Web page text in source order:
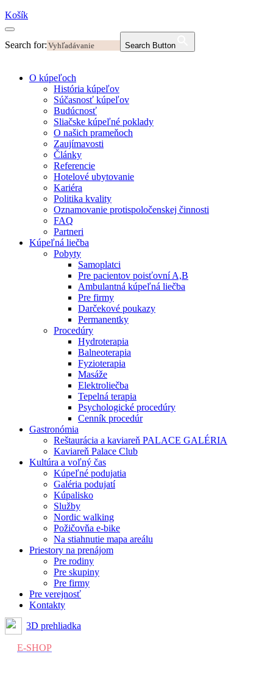
Košík
Search for: Search Button
O kúpeľoch
História kúpeľov
Súčasnosť kúpeľov
Budúcnosť
Sliačske kúpeľné poklady
O našich prameňoch
Zaujímavosti
Články
Referencie
Hotelové ubytovanie
Kariéra
Politika kvality
Oznamovanie protispoločenskej činnosti
FAQ
Partneri
Kúpeľná liečba
Pobyty
Samoplatci
Pre pacientov poisťovní A,B
Ambulantná kúpeľná liečba
Pre firmy
Darčekové poukazy
Permanentky
Procedúry
Hydroterapia
Balneoterapia
Fyzioterapia
Masáže
Elektroliečba
Tepelná terapia
Psychologické procedúry
Cenník procedúr
Gastronómia
Reštaurácia a kaviareň PALACE GALÉRIA
Kaviareň Palace Club
Kultúra a voľný čas
Kúpeľné podujatia
Galéria podujatí
Kúpalisko
Služby
Nordic walking
Požičovňa e-bike
Na stiahnutie mapa areálu
Priestory na prenájom
Pre rodiny
Pre skupiny
Pre firmy
Pre verejnosť
Kontakty
3D prehliadka
E-SHOP